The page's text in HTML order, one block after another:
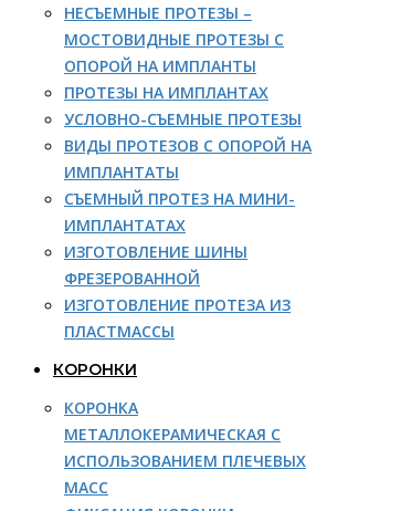
НЕСЪЕМНЫЕ ПРОТЕЗЫ –
МОСТОВИДНЫЕ ПРОТЕЗЫ С
ОПОРОЙ НА ИМПЛАНТЫ
ПРОТЕЗЫ НА ИМПЛАНТАХ
УСЛОВНО-СЪЕМНЫЕ ПРОТЕЗЫ
ВИДЫ ПРОТЕЗОВ С ОПОРОЙ НА
ИМПЛАНТАТЫ
СЪЕМНЫЙ ПРОТЕЗ НА МИНИ-
ИМПЛАНТАТАХ
ИЗГОТОВЛЕНИЕ ШИНЫ
ФРЕЗЕРОВАННОЙ
ИЗГОТОВЛЕНИЕ ПРОТЕЗА ИЗ
ПЛАСТМАССЫ
КОРОНКИ
КОРОНКА
МЕТАЛЛОКЕРАМИЧЕСКАЯ С
ИСПОЛЬЗОВАНИЕМ ПЛЕЧЕВЫХ
МАСС